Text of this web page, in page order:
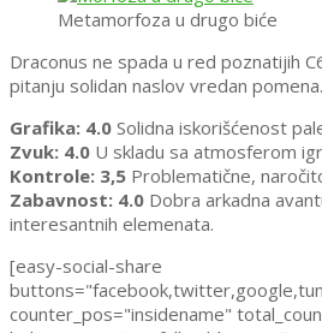
Metamorfoza u drugo biće
Draconus ne spada u red poznatijih
pitanju solidan naslov vredan pomena.
Grafika: 4.0 Solidna iskorišćenost
Zvuk: 4.0 U skladu sa atmosferom
Kontrole: 3,5 Problematične,
Zabavnost: 4.0 Dobra arkadna
interesantnih elemenata.
[easy-social-share
counter_pos="insidename"